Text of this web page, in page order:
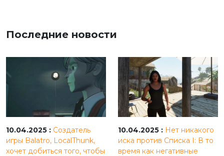
Последние новости
10.04.2025 : Создатель
игры Balatro, LocalThunk,
хочет добиться того, чтобы
10.04.2025 : Нет никакого
иска против Списка I: В то
время как негативные